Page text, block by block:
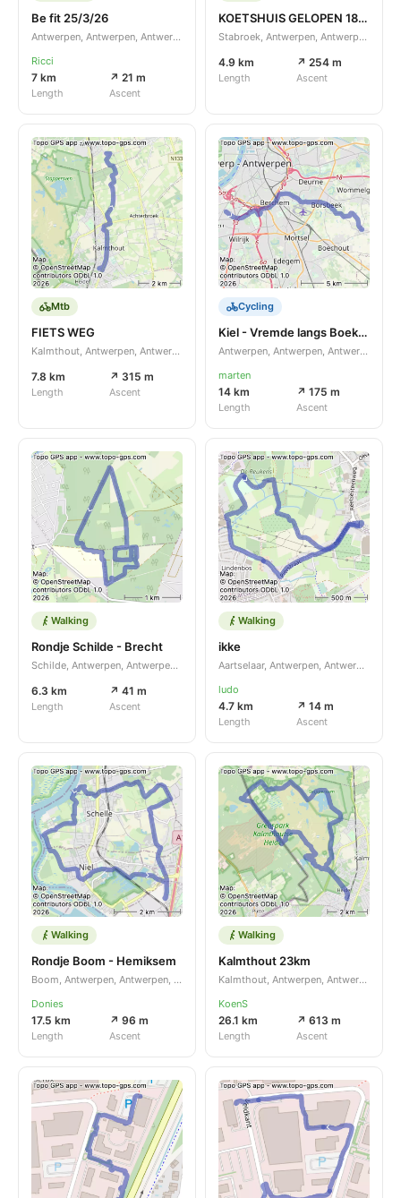
Be fit 25/3/26
Antwerpen, Antwerpen, Antwerpen, BE
Ricci
7 km
Length
↗ 21 m
Ascent
KOETSHUIS GELOPEN 18/03/26
Stabroek, Antwerpen, Antwerpen, BE
4.9 km
Length
↗ 254 m
Ascent
Mtb
FIETS WEG
Kalmthout, Antwerpen, Antwerpen, BE
7.8 km
Length
↗ 315 m
Ascent
Cycling
Kiel - Vremde langs Boekenberg via ring fietspad
Antwerpen, Antwerpen, Antwerpen, BE
marten
14 km
Length
↗ 175 m
Ascent
Walking
Rondje Schilde - Brecht
Schilde, Antwerpen, Antwerpen, BE
6.3 km
Length
↗ 41 m
Ascent
Walking
ikke
Aartselaar, Antwerpen, Antwerpen, BE
ludo
4.7 km
Length
↗ 14 m
Ascent
Walking
Rondje Boom - Hemiksem
Boom, Antwerpen, Antwerpen, BE
Donies
17.5 km
Length
↗ 96 m
Ascent
Walking
Kalmthout 23km
Kalmthout, Antwerpen, Antwerpen, BE
KoenS
26.1 km
Length
↗ 613 m
Ascent